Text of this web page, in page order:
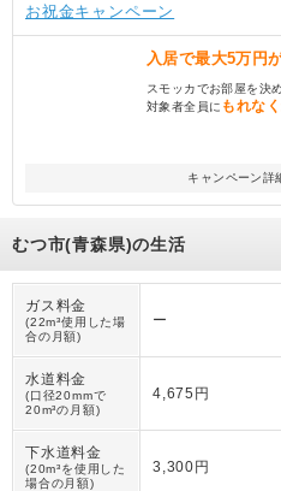
お祝金キャンペーン
入居で最大5万円
スモッカでお部屋を決
対象者全員に もれなく
キャンペーン詳
むつ市(青森県)の生活
ガス料金
(22m³使用した場
合の月額)
ー
水道料金
(口径20mmで
20m³の月額)
4,675円
下水道料金
(20m³を使用した
場合の月額)
3,300円